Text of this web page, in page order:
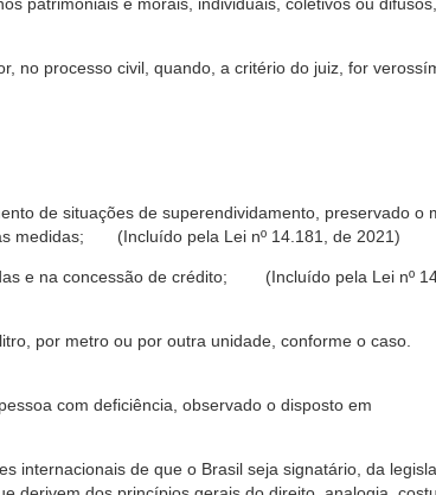
no processo civil, quando, a critério do juiz, for
de situações de superendividamento, preservado o
medidas; (Incluído pela Lei nº 14.181, de 2021)
e na concessão de crédito; (Incluído pela Lei nº
por metro ou por outra unidade, conforme o
com deficiência, observado o disposto em
internacionais de que o Brasil seja signatário, da